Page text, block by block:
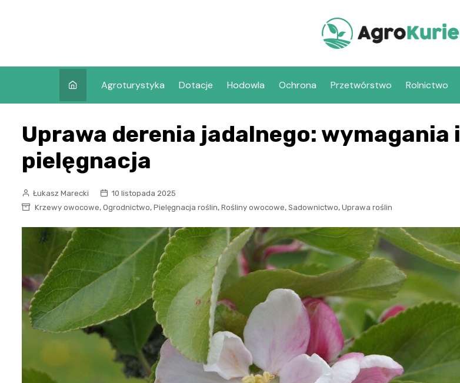
Agroturystyka Dotacje Hodowla Ochrona Przetwórstwo Rolnictwo
Uprawa derenia jadalnego: wymagania i
pielęgnacja
Łukasz Marecki
10 listopada 2025
Krzewy owocowe, Ogrodnictwo, Pielęgnacja roślin, Rośliny owocowe, Sadownictwo, Uprawa roślin